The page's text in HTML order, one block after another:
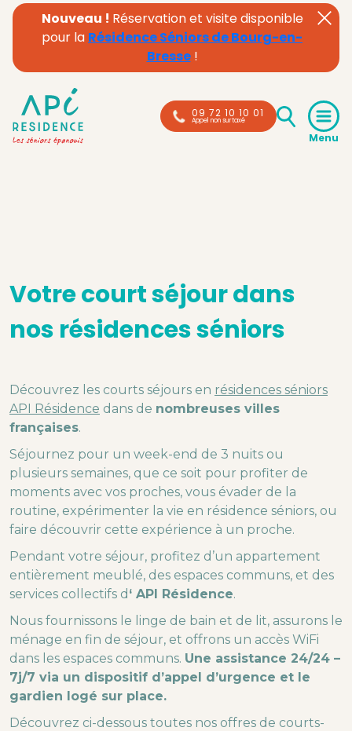
Nouveau ! Réservation et visite disponible
pour la Résidence Séniors de Bourg-en-
Bresse!
09 72 10 10 01
Appel non surtaxé
Votre court séjour dans
nos résidences séniors
Découvrez les courts séjours en résidences séniors
API Résidence dans de nombreuses villes
françaises.
Séjournez pour un week-end de 3 nuits ou
plusieurs semaines, que ce soit pour profiter de
moments avec vos proches, vous évader de la
routine, expérimenter la vie en résidence séniors, ou
faire découvrir cette expérience à un proche.
Pendant votre séjour, profitez d’un appartement
entièrement meublé, des espaces communs, et des
services collectifs d ‘ API Résidence.
Nous fournissons le linge de bain et de lit, assurons le
ménage en fin de séjour, et offrons un accès WiFi
dans les espaces communs. Une assistance 24/24 –
7j/7 via un dispositif d’appel d’urgence et le
gardien logé sur place.
Découvrez ci-dessous toutes nos offres de courts-